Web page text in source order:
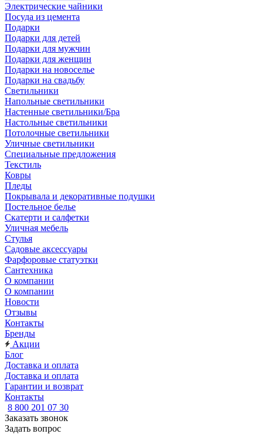
Электрические чайники
Посуда из цемента
Подарки
Подарки для детей
Подарки для мужчин
Подарки для женщин
Подарки на новоселье
Подарки на свадьбу
Светильники
Напольные светильники
Настенные светильники/Бра
Настольные светильники
Потолочные светильники
Уличные светильники
Специальные предложения
Текстиль
Ковры
Пледы
Покрывала и декоративные подушки
Постельное белье
Скатерти и салфетки
Уличная мебель
Стулья
Садовые аксессуары
Фарфоровые статуэтки
Сантехника
О компании
О компании
Новости
Отзывы
Контакты
Бренды
Акции
Блог
Доставка и оплата
Доставка и оплата
Гарантии и возврат
Контакты
8 800 201 07 30
Заказать звонок
Задать вопрос